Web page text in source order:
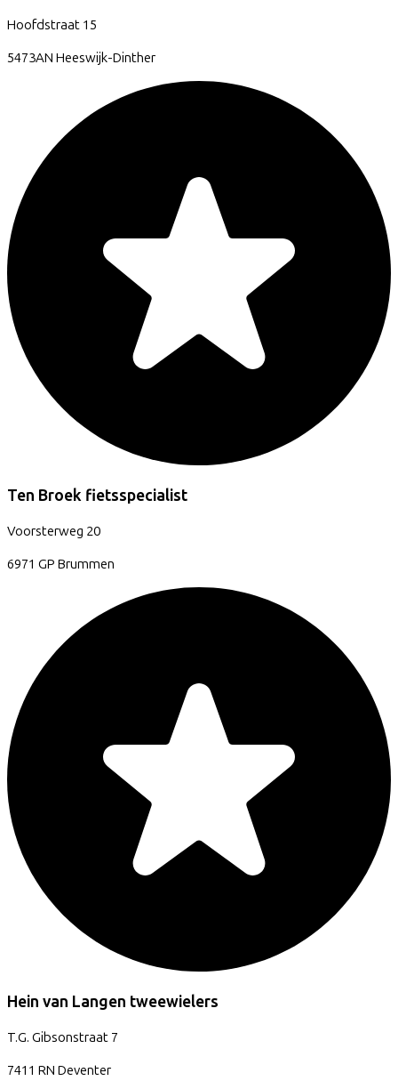
Hoofdstraat 15
5473AN Heeswijk-Dinther
Ten Broek fietsspecialist
Voorsterweg 20
6971 GP Brummen
Hein van Langen tweewielers
T.G. Gibsonstraat 7
7411 RN Deventer